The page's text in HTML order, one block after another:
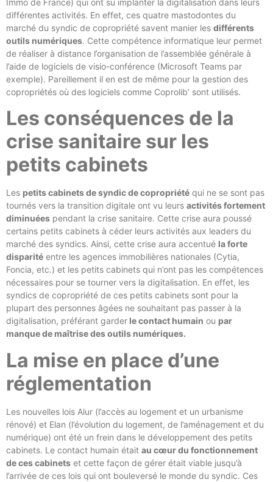
Immo de France) qui ont su implanter la digitalisation dans leurs
différentes activités. En effet, ces quatre mastodontes du
marché du syndic de copropriété savent manier les différents
outils numériques. Cette compétence informatique leur permet
de réaliser à distance l’organisation de l’assemblée générale à
l’aide de logiciels de visio-conférence (Microsoft Teams par
exemple). Pareillement il en est de même pour la gestion des
copropriétés où des logiciels comme Coprolib’ sont utilisés.
Les conséquences de la
crise sanitaire sur les
petits cabinets
Les petits cabinets de syndic de copropriété qui ne se sont pas
tournés vers la transition digitale ont vu leurs activités fortement
diminuées pendant la crise sanitaire. Cette crise aura poussé
certains petits cabinets à céder leurs activités aux leaders du
marché des syndics. Ainsi, cette crise aura accentué la forte
disparité entre les agences immobilières nationales (Cytia,
Foncia, etc.) et les petits cabinets qui n’ont pas les compétences
nécessaires pour se tourner vers la digitalisation. En effet, les
syndics de copropriété de ces petits cabinets sont pour la
plupart des personnes âgées ne souhaitant pas passer à la
digitalisation, préférant garder le contact humain ou par
manque de maîtrise des outils numériques.
La mise en place d’une
réglementation
Les nouvelles lois Alur (l’accès au logement et un urbanisme
rénové) et Elan (l’évolution du logement, de l’aménagement et du
numérique) ont été un frein dans le développement des petits
cabinets. Le contact humain était au cœur du fonctionnement
de ces cabinets et cette façon de gérer était viable jusqu’à
l’arrivée de ces lois qui ont bouleversé le monde du syndic. Ces